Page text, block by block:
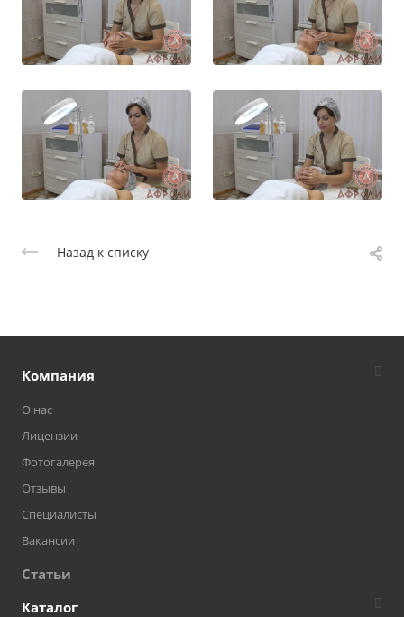
Назад к списку
Компания
О нас
Лицензии
Фотогалерея
Отзывы
Специалисты
Вакансии
Статьи
Каталог